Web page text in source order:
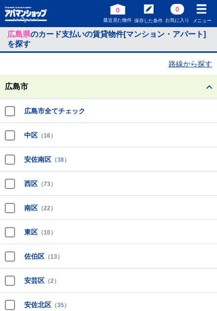
0
最近見た物件 保存した条件
0
お気に入り メニュー
広島県のカード支払いの賃貸物件[マンション・アパート]
を探す
路線から探す
広島市
広島市全てチェック
中区 （16）
安佐南区 （38）
西区 （73）
南区 （22）
東区 （10）
佐伯区 （13）
安芸区 （2）
安佐北区 （35）